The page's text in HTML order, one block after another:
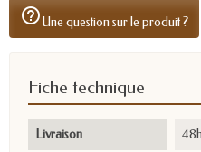
help_outlineUne question sur le produit ?
Fiche technique
Livraison 48h